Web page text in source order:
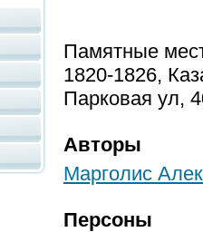
Памятные
1820-1826,
Парковая ул,
Авторы
Марголис
Персоны